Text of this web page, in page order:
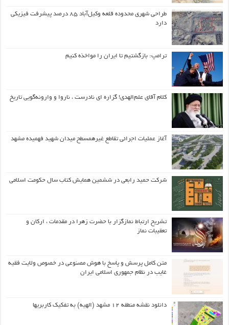
طراحی شهری محدوده قلعه وکیل‌آباد ۸۵ درصد پیشرفت فیزیکی
دارد
ترامپ: بازگشتیم تا ایران را مواخذه کنیم
کلام آقای علم‌الهدی! گزاره ای نادرست ، ناروا و وارونه‌گویی تاریخ
آغاز عملیات اجرائی تقاطع غیرهمسطح میدان شهید فهمیده مشهد
شرکت حمید رابعی در ششمین همایش کتاب سال حکومت اسلامی
تشریح ارتباط نمازگزار با حضرت زهرا در مقدمات ، ارکان و
تعقیبات نماز
متن کامل پرسش و پاسخ با هوش مصنوعی در خصوص ولایت فقیه
غایب در نظام جمهوری اسلامی ایران
دانلود نقشه منطقه ۱۲ مشهد (الهیه) به تفکیک کاربریها